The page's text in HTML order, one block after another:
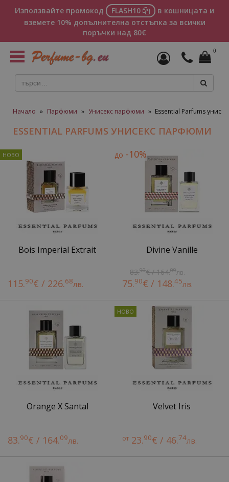
Използвайте промокод FLASH10
в кошницата и
вземете 10% допълнителна отстъпка за всички
поръчки над 80€
Toggle
navigation
0
Начало » Парфюми » Унисекс парфюми » Essential Parfums
ESSENTIAL PARFUMS УНИСЕКС ПАРФЮМИ
Bois Imperial Extrait
115.90€ / 226.68лв.
до -10%
Divine Vanille
83.90€ / 164.09лв.
75.90€ / 148.45лв.
Orange X Santal
83.90€ / 164.09лв.
Velvet Iris
от 23.90€ / 46.74лв.